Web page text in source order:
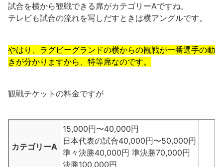
試合を横から観戦できる席がカテゴリーAですね。
テレビも試合の流れを写しだすときは横アングルです。
やはり、ラグビーグランドの横からの観戦が一番選手の動
きが分かりますから、特等席なのです。
観戦チケットの料金ですが
カテゴリーA
15,000円〜40,000円
日本代表の試合40,000円〜50,000円
準々決勝40,000円 準決勝70,000円
決勝100,000円